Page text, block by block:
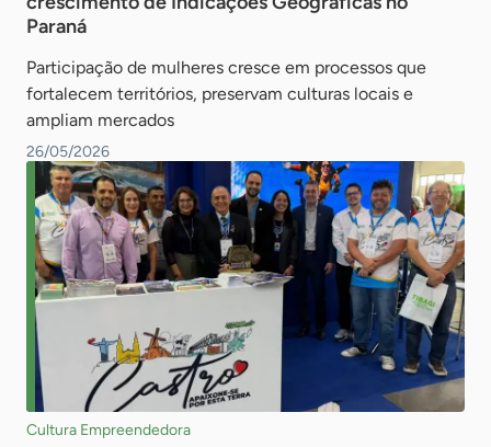
Paraná
Participação de mulheres cresce em processos que
fortalecem territórios, preservam culturas locais e
ampliam mercados
26/05/2026
Cultura Empreendedora